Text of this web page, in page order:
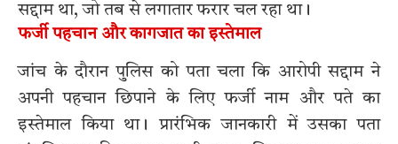
सद्दाम था, जो तब से लगातार फरार चल रहा था।
फर्जी पहचान और कागजात का इस्तेमाल
जांच के दौरान पुलिस को पता चला कि आरोपी सद्दाम ने
अपनी पहचान छिपाने के लिए फर्जी नाम और पते का
इस्तेमाल किया था। प्रारंभिक जानकारी में उसका पता